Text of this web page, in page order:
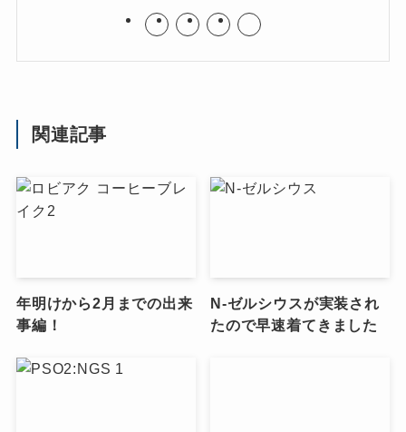
関連記事
年明けから2月までの出来
事編！
N-ゼルシウスが実装され
たので早速着てきました